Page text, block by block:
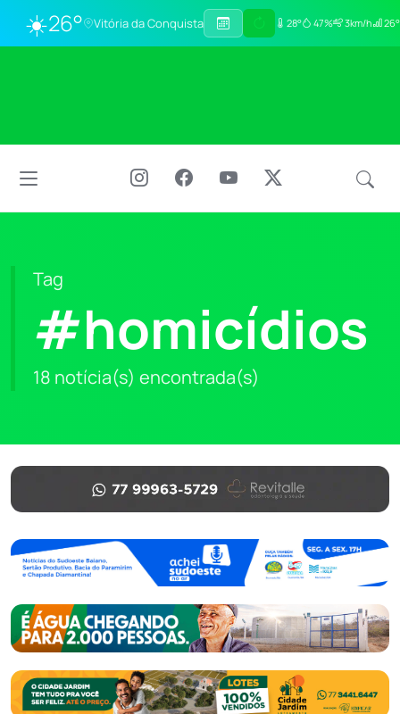
☀️26° Vitória da Conquista 28° 47% 3km/h
Tag
#homicídios
18 notícia(s) encontrada(s)